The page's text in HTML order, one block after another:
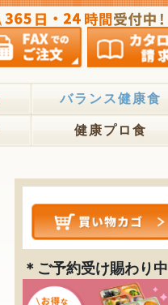
バランス健康食
健康プロ食
＊ご予約受け賜わり中